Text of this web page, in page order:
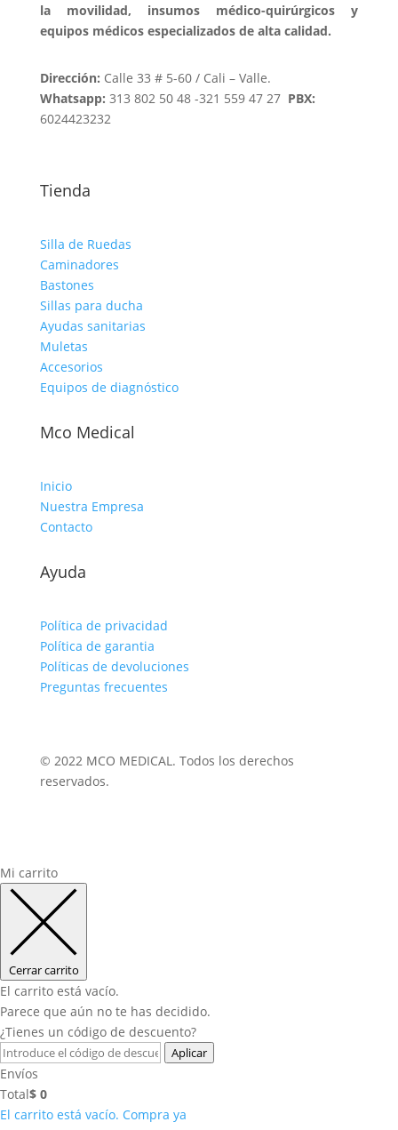
la movilidad, insumos médico-quirúrgicos y
equipos médicos especializados de alta calidad.
Dirección: Calle 33 # 5-60 / Cali – Valle.
Whatsapp: 313 802 50 48 -321 559 47 27 PBX:
6024423232
Tienda
Silla de Ruedas
Caminadores
Bastones
Sillas para ducha
Ayudas sanitarias
Muletas
Accesorios
Equipos de diagnóstico
Mco Medical
Inicio
Nuestra Empresa
Contacto
Ayuda
Política de privacidad
Política de garantia
Políticas de devoluciones
Preguntas frecuentes
© 2022 MCO MEDICAL. Todos los derechos
reservados.
Mi carrito
Cerrar carrito
El carrito está vacío.
Parece que aún no te has decidido.
¿Tienes un código de descuento?
Aplicar
Envíos
Total$ 0
El carrito está vacío. Compra ya